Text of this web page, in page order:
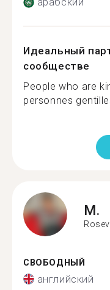
Идеальный
сообществе
People who are
personnes
M.
СВОБОДНЫЙ
английский